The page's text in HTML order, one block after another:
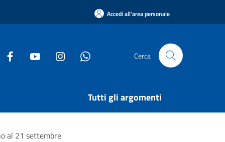
Accedi all'area personale
Cerca
Tutti gli argomenti
al 21 settembre